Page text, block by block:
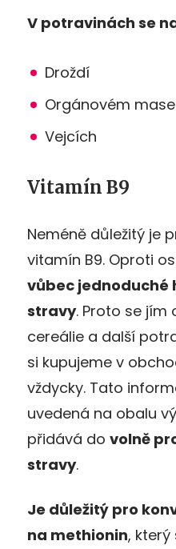
V potravinách se
Droždí
Orgánovém mase
Vejcích
Vitamín B9
Neméně důležitý je
vitamín B9. Oproti
vůbec jednoduché
stravy. Proto se jím
cereálie a další
si kupujeme v
vždycky. Tato
uvedená na obalu
přidává do volně
stravy.
Je důležitý pro
na methionin,